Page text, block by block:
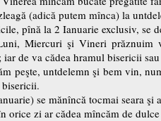
(adică putem mînca) la
pînă la 2 Ianuarie exclusiv, se
Miercuri şi Vineri prăznuim
de va cădea hramul bisericii
peşte, untdelemn şi bem vin,
se mănîncă tocmai seara
orice zi ar cădea mîncăm de